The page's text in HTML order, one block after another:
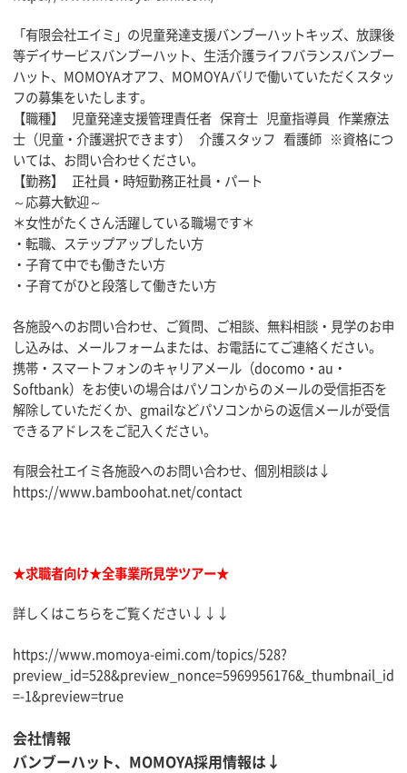
「有限会社エイミ」の児童発達支援バンブーハットキッズ、放課後
等デイサービスバンブーハット、生活介護ライフバランスバンブー
ハット、MOMOYAオアフ、MOMOYAバリで働いていただくスタッ
フの募集をいたします。
【職種】 児童発達支援管理責任者 保育士 児童指導員 作業療法
士（児童・介護選択できます） 介護スタッフ 看護師 ※資格につ
いては、お問い合わせください。
【勤務】 正社員・時短勤務正社員・パート
～応募大歓迎～
＊女性がたくさん活躍している職場です＊
・転職、ステップアップしたい方
・子育て中でも働きたい方
・子育てがひと段落して働きたい方
各施設へのお問い合わせ、ご質問、ご相談、無料相談・見学のお申
し込みは、メールフォームまたは、お電話にてご連絡ください。
携帯・スマートフォンのキャリアメール（docomo・au・
Softbank）をお使いの場合はパソコンからのメールの受信拒否を
解除していただくか、gmailなどパソコンからの返信メールが受信
できるアドレスをご記入ください。
有限会社エイミ各施設へのお問い合わせ、個別相談は↓
https://www.bamboohat.net/contact
★求職者向け★全事業所見学ツアー★
詳しくはこちらをご覧ください↓↓↓
https://www.momoya-eimi.com/topics/528?
preview_id=528&preview_nonce=5969956176&_thumbnail_id
=-1&preview=true
会社情報
バンブーハット、MOMOYA採用情報は↓